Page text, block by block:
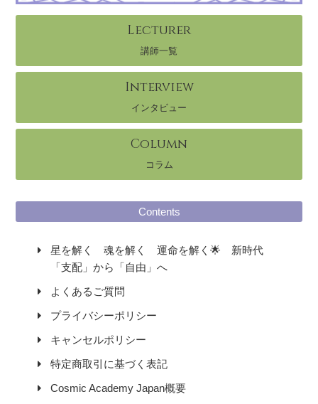
Lecturer
講師一覧
Interview
インタビュー
Column
コラム
Contents
星を解く 魂を解く 運命を解く🌟 新時代
「支配」から「自由」へ
よくあるご質問
プライバシーポリシー
キャンセルポリシー
特定商取引に基づく表記
Cosmic Academy Japan概要